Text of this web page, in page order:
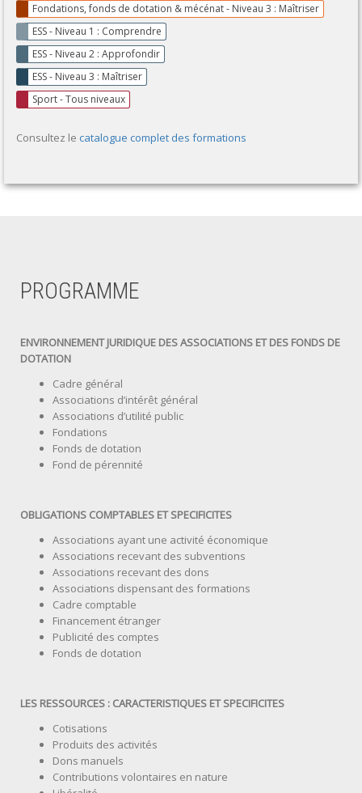
Fondations, fonds de dotation & mécénat - Niveau 3 : Maîtriser
ESS - Niveau 1 : Comprendre
ESS - Niveau 2 : Approfondir
ESS - Niveau 3 : Maîtriser
Sport - Tous niveaux
Consultez le catalogue complet des formations
PROGRAMME
ENVIRONNEMENT JURIDIQUE DES ASSOCIATIONS ET DES FONDS DE
DOTATION
Cadre général
Associations d’intérêt général
Associations d’utilité public
Fondations
Fonds de dotation
Fond de pérennité
OBLIGATIONS COMPTABLES ET SPECIFICITES
Associations ayant une activité économique
Associations recevant des subventions
Associations recevant des dons
Associations dispensant des formations
Cadre comptable
Financement étranger
Publicité des comptes
Fonds de dotation
LES RESSOURCES : CARACTERISTIQUES ET SPECIFICITES
Cotisations
Produits des activités
Dons manuels
Contributions volontaires en nature